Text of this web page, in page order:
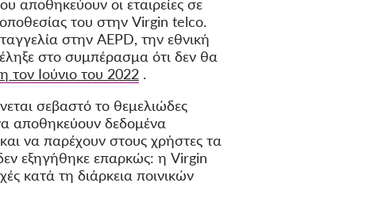
αποθηκεύουν οι εταιρείες σε
του στην Virgin telco.
στην AEPD, την εθνική
στο συμπέρασμα ότι δεν θα
Ιούνιο του 2022 .
σεβαστό το θεμελιώδες
αποθηκεύουν δεδομένα
να παρέχουν στους χρήστες τα
εξηγήθηκε επαρκώς: η Virgin
κατά τη διάρκεια ποινικών